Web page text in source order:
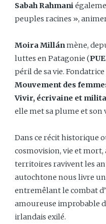
Sabah Rahmani
peuples racines »,
Moira Millánmène,
luttes en Patagonie (
péril de sa vie.
Mouvement des
Vivir, écrivaine et
elle met sa plume et son
Dans ce récit historique
cosmovision, vie et mort,
territoires ravivent les
autochtone nous livre
entremêlant le combat
amoureuse improbable
irlandais exilé.